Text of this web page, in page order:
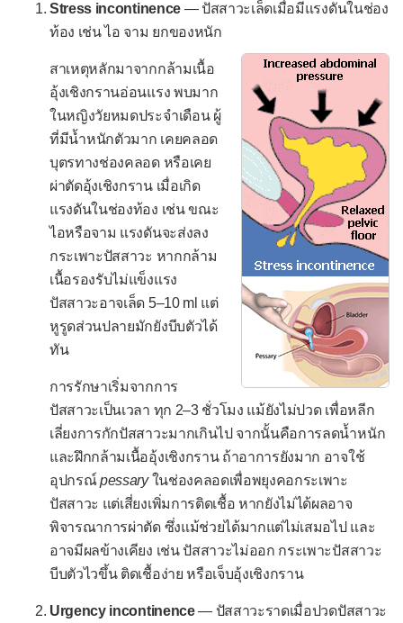
ปวดที่ใบหน้า
ปวดหลัง
เป็นลม
ผมร่วง
เสียงแหบ
หมดสติ
หอบเหนื่อย
หูดับ
ไอเป็นเลือด
ไอเรื้อรัง
-- เฉพาะทารกและเด็กเล็ก --
ปัญหาการให้นม
ปัญหาสะดือ
พัฒนาการช้าในทารก
Stress incontinence— ปัสสาวะเล็ดเมื่อมีแรงดันในช่อง
ท้อง เช่น ไอ จาม ยกของหนัก
สาเหตุหลักมาจากกล้ามเนื้อ
อุ้งเชิงกรานอ่อนแรง พบมาก
ในหญิงวัยหมดประจำเดือน ผู้
ที่มีน้ำหนักตัวมาก เคยคลอด
บุตรทางช่องคลอด หรือเคย
ผ่าตัดอุ้งเชิงกราน เมื่อเกิด
แรงดันในช่องท้อง เช่น ขณะ
ไอหรือจาม แรงดันจะส่งลง
กระเพาะปัสสาวะ หากกล้าม
เนื้อรองรับไม่แข็งแรง
ปัสสาวะอาจเล็ด 5–10 ml แต่
หูรูดส่วนปลายมักยังบีบตัวได้
ทัน
การรักษาเริ่มจากการ
ปัสสาวะเป็นเวลา ทุก 2–3 ชั่วโมง แม้ยังไม่ปวด เพื่อหลีก
เลี่ยงการกักปัสสาวะมากเกินไป จากนั้นคือการลดน้ำหนัก
และฝึกกล้ามเนื้ออุ้งเชิงกราน ถ้าอาการยังมาก อาจใช้
อุปกรณ์pessaryในช่องคลอดเพื่อพยุงคอกระเพาะ
ปัสสาวะ แต่เสี่ยงเพิ่มการติดเชื้อ หากยังไม่ได้ผลอาจ
พิจารณาการผ่าตัด ซึ่งแม้ช่วยได้มากแต่ไม่เสมอไป และ
อาจมีผลข้างเคียง เช่น ปัสสาวะไม่ออก กระเพาะปัสสาวะ
บีบตัวไวขึ้น ติดเชื้อง่าย หรือเจ็บอุ้งเชิงกราน
Urgency incontinence— ปัสสาวะราดเมื่อปวดปัสสาวะ